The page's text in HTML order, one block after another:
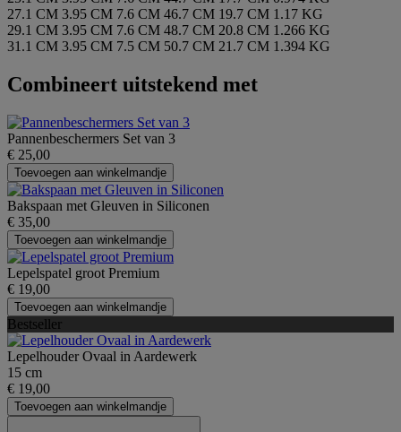
27.1 CM 3.95 CM 7.6 CM 46.7 CM 19.7 CM 1.17 KG
29.1 CM 3.95 CM 7.6 CM 48.7 CM 20.8 CM 1.266 KG
31.1 CM 3.95 CM 7.5 CM 50.7 CM 21.7 CM 1.394 KG
Combineert uitstekend met
Pannenbeschermers Set van 3
€ 25,00
Toevoegen aan winkelmandje
Bakspaan met Gleuven in Siliconen
€ 35,00
Toevoegen aan winkelmandje
Lepelspatel groot Premium
€ 19,00
Toevoegen aan winkelmandje
Bestseller
Lepelhouder Ovaal in Aardewerk
15 cm
€ 19,00
Toevoegen aan winkelmandje